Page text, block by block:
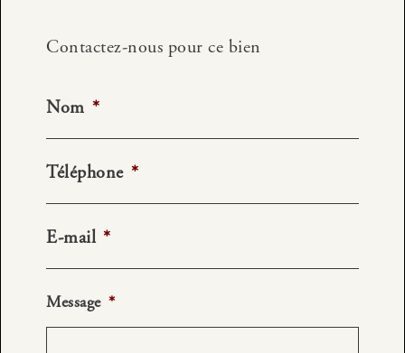
Contactez-nous pour ce bien
Nom *
Téléphone *
E-mail *
Message *